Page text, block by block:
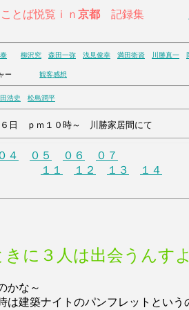
とば悦覧ｉｎ 京都 記録集
柳沢究 森田一弥 浅見俊幸 満田衛資 川勝真一
ャー 観客感想
浩史 松島潤平
ｐｍ１０時～ 川勝家居間にて
４ ０５ ０６
０７
１１ １２ １３ １４
に３人は出会うんすよ
かな～
は建築ナイトのパンフレットという